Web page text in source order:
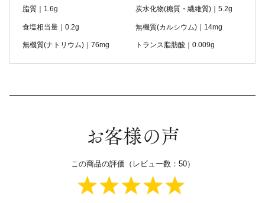
脂質｜1.6g 炭水化物(糖質・繊維質)｜5.2g
食塩相当量｜0.2g 無機質(カルシウム)｜14mg
無機質(ナトリウム)｜76mg トランス脂肪酸｜0.009g
お客様の声
この商品の評価（レビュー数：50）